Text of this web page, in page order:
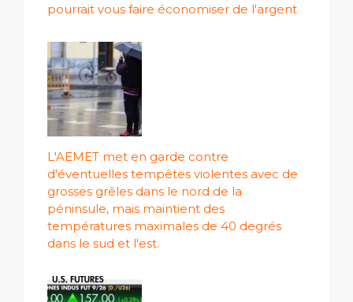
pourrait vous faire économiser de l'argent
L'AEMET met en garde contre
d'éventuelles tempêtes violentes avec de
grosses grêles dans le nord de la
péninsule, mais maintient des
températures maximales de 40 degrés
dans le sud et l'est.